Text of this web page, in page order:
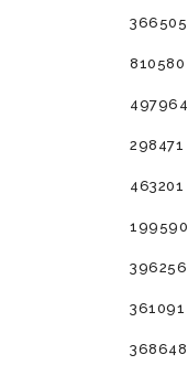
366505
810580
497964
298471
463201
199590
396256
361091
368648